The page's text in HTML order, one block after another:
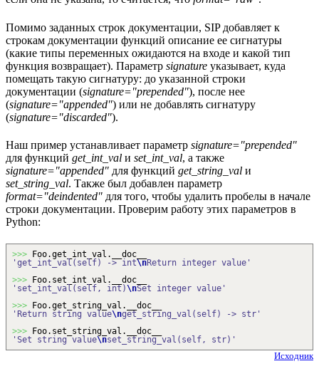
Помимо заданных строк документации, SIP добавляет к
строкам документации функций описание ее сигнатуры
(какие типы переменных ожидаются на входе и какой тип
функция возвращает). Параметр signature указывает, куда
помещать такую сигнатуру: до указанной строки
документации (signature="prepended"), после нее
(signature="appended") или не добавлять сигнатуру
(signature="discarded").
Наш пример устанавливает параметр signature="prepended"
для функций get_int_val и set_int_val, а также
signature="appended" для функций get_string_val и
set_string_val. Также был добавлен параметр
format="deindented" для того, чтобы удалить пробелы в начале
строки документации. Проверим работу этих параметров в
Python:
>>> Foo.get_int_val .__doc__
'get_int_val(self) -> int\nReturn integer value'
>>> Foo. set_int_val .__doc__
'set_int_val(self, int)\nSet integer value'
>>> Foo.get_string_val .__doc__
'Return string value\nget_string_val(self) -> str'
>>> Foo. set_string_val .__doc__
'Set string value\nset_string_val(self, str)'
Исходник